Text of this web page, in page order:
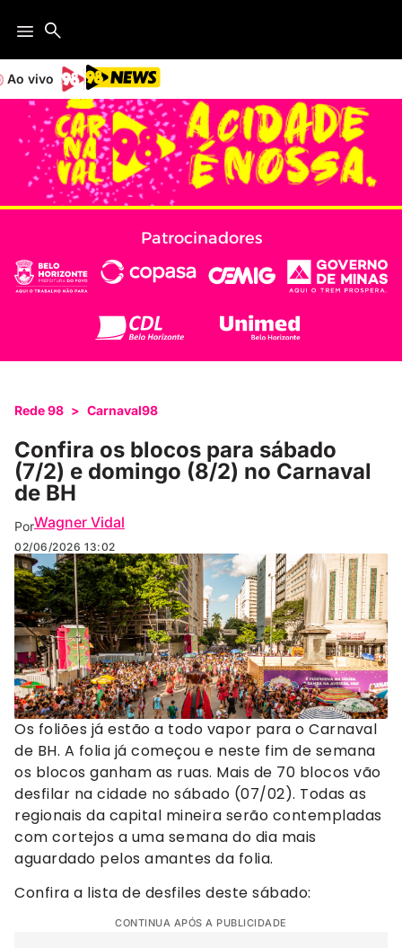
Ao vivo
Patrocinadores
Rede 98 > Carnaval98
Confira os blocos para sábado
(7/2) e domingo (8/2) no Carnaval
de BH
PorWagner Vidal
02/06/2026 13:02
(Denise dos Santos/Divulgação)
Os foliões já estão a todo vapor para o Carnaval
de BH. A folia já começou e neste fim de semana
os blocos ganham as ruas. Mais de 70 blocos vão
desfilar na cidade no sábado (07/02). Todas as
regionais da capital mineira serão contempladas
com cortejos a uma semana do dia mais
aguardado pelos amantes da folia.
Confira a lista de desfiles deste sábado:
CONTINUA APÓS A PUBLICIDADE